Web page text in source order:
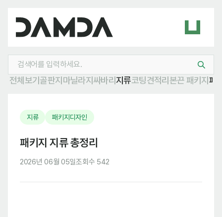
전체보기골판지 마닐라지 싸바리지류코팅견적리본끈 패키지 패
지류 패키지디자인
패키지 지류 총정리
2026년 06월 05일조회수 542